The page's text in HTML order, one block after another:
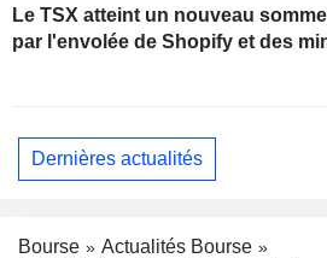
Le TSX atteint un nouveau
par l'envolée de Shopify et des
Dernières actualités
Bourse
Actualités Bourse